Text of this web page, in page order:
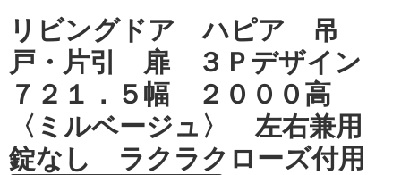
リビングドア ハピア 吊
戸・片引 扉 ３Ｐデザイン
７２１．５幅 ２０００高
〈ミルベージュ〉 左右兼用
錠なし ラクラクローズ付用